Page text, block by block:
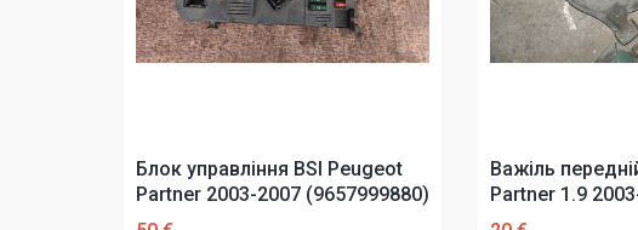
Блок управління BSI Peugeot
Partner 2003-2007 (9657999880)
Важіль
Partner 1.9